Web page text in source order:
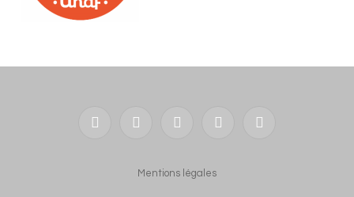
Facebook
X
YouTube LinkedInRSS
Mentions légales